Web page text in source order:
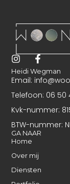
Heidi Wegman
Email:
Telefoon: 06 50
Kvk-nummer:
BTW-nummer:
GA NAAR
Home
Over mij
Diensten